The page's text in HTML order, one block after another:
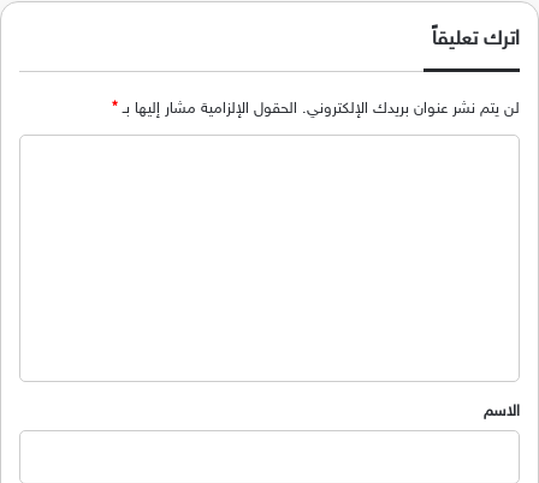
اترك تعليقاً
لن يتم نشر عنوان بريدك الإلكتروني. الحقول الإلزامية مشار إليها بـ*
*
الاسم